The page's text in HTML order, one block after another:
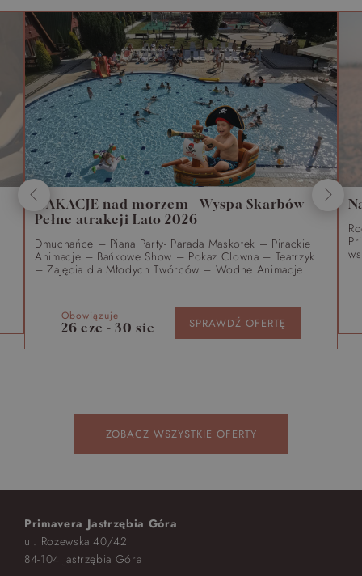
WAKACJE nad morzem - Wyspa Skarbów -
Pełne atrakcji Lato 2026
Dmuchańce – Piana Party- Parada Maskotek – Pirackie
Animacje – Bańkowe Show – Pokaz Clowna – Teatrzyk
– Zajęcia dla Młodych Twórców – Wodne Animacje
26 cze - 30 sie
Obowiązuje SPRAWDŹ OFERTĘ
ZOBACZ WSZYSTKIE OFERTY
Primavera Jastrzębia Góra
ul. Rozewska 40/42
84-104 Jastrzębia Góra